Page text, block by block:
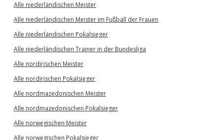
Alle niederländischen Meister
Alle niederländischen Meister im Fußball der Frauen
Alle niederländischen Pokalsieger
Alle niederländischen Trainer in der Bundesliga
Alle nordirischen Meister
Alle nordirischen Pokalsieger
Alle nordmazedonischen Meister
Alle nordmazedonischen Pokalsieger
Alle norwegischen Meister
Alle norwegischen Pokalsieger